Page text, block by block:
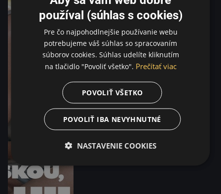
používal (súhlas s cookies)
Pre čo najpohodlnejšie používanie webu
potrebujeme váš súhlas so spracovaním
súborov cookies. Súhlas udelíte kliknutím
na tlačidlo "Povoliť všetko". Prečítať viac
POVOLIŤ VŠETKO
POVOLIŤ IBA NEVYHNUTNÉ
NASTAVENIE COOKIES